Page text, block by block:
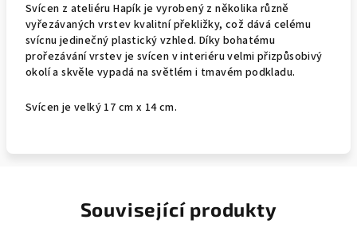
Svícen z ateliéru Hapík je vyrobený z několika různě
vyřezávaných vrstev kvalitní překližky, což dává celému
svícnu jedinečný plastický vzhled. Díky bohatému
prořezávání vrstev je svícen v interiéru velmi přizpůsobivý
okolí a skvěle vypadá na světlém i tmavém podkladu.
Svícen je velký 17 cm x 14 cm.
Související produkty